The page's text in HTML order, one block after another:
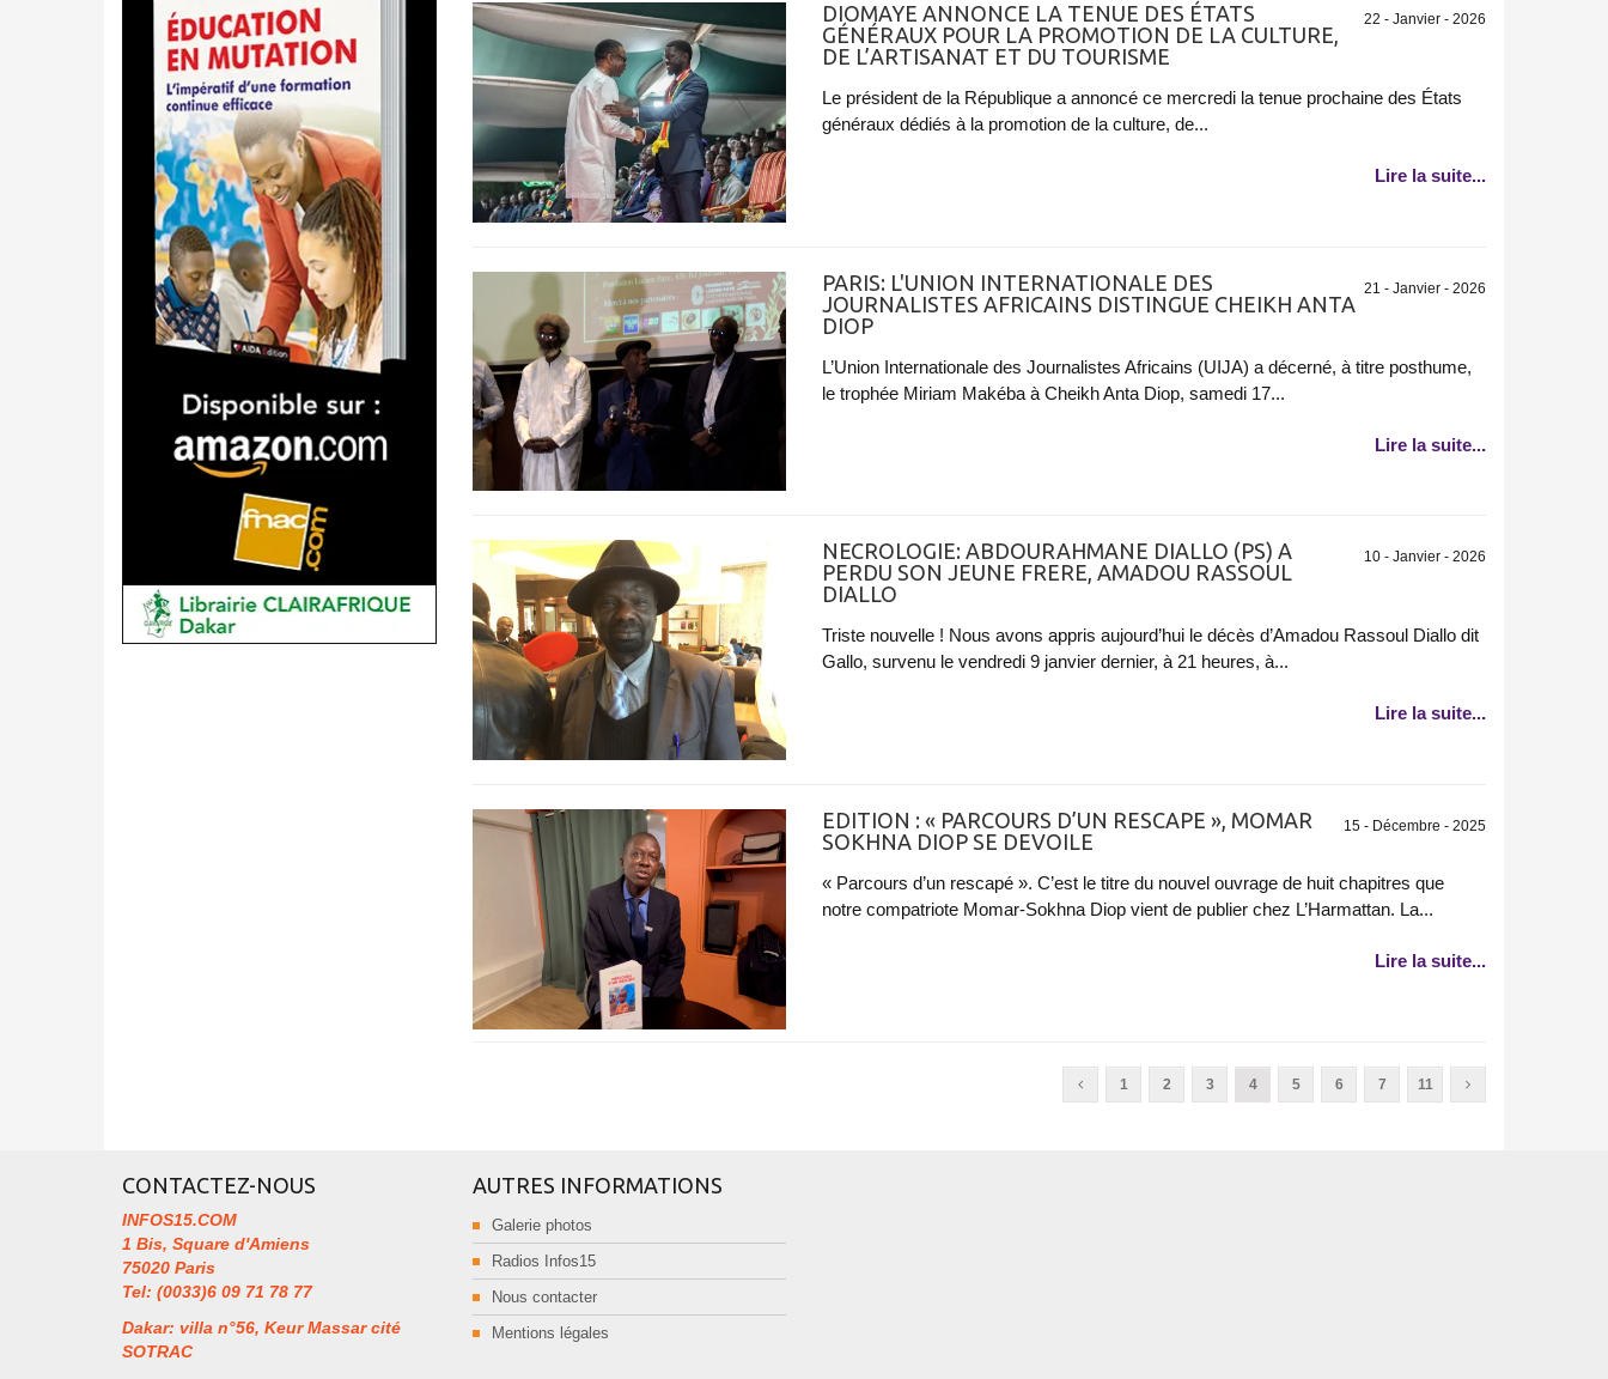
22 - Janvier - 2026
DIOMAYE ANNONCE LA TENUE DES ÉTATS
GÉNÉRAUX POUR LA PROMOTION DE LA CULTURE,
DE L’ARTISANAT ET DU TOURISME
Le président de la République a annoncé ce mercredi la tenue prochaine des États
généraux dédiés à la promotion de la culture, de...
Lire la suite...
21 - Janvier - 2026
PARIS: L'UNION INTERNATIONALE DES
JOURNALISTES AFRICAINS DISTINGUE CHEIKH ANTA
DIOP
L’Union Internationale des Journalistes Africains (UIJA) a décerné, à titre posthume,
le trophée Miriam Makéba à Cheikh Anta Diop, samedi 17...
Lire la suite...
10 - Janvier - 2026
NECROLOGIE: ABDOURAHMANE DIALLO (PS) A
PERDU SON JEUNE FRERE, AMADOU RASSOUL
DIALLO
Triste nouvelle ! Nous avons appris aujourd’hui le décès d’Amadou Rassoul Diallo dit
Gallo, survenu le vendredi 9 janvier dernier, à 21 heures, à...
Lire la suite...
15 - Décembre - 2025
EDITION : « PARCOURS D’UN RESCAPE », MOMAR
SOKHNA DIOP SE DEVOILE
« Parcours d’un rescapé ». C’est le titre du nouvel ouvrage de huit chapitres que
notre compatriote Momar-Sokhna Diop vient de publier chez L’Harmattan. La...
Lire la suite...
1 2 3 4 5 6 7 11
CONTACTEZ-NOUS
INFOS15.COM
1 Bis, Square d'Amiens
75020 Paris
Tel: (0033)6 09 71 78 77
Dakar: villa n°56, Keur Massar cité
SOTRAC
AUTRES INFORMATIONS
Galerie photos
Radios Infos15
Nous contacter
Mentions légales